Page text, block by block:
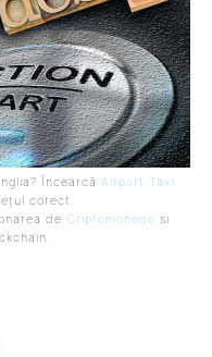
Încearcă Airport Taxi
corect.
de Criptomonede si